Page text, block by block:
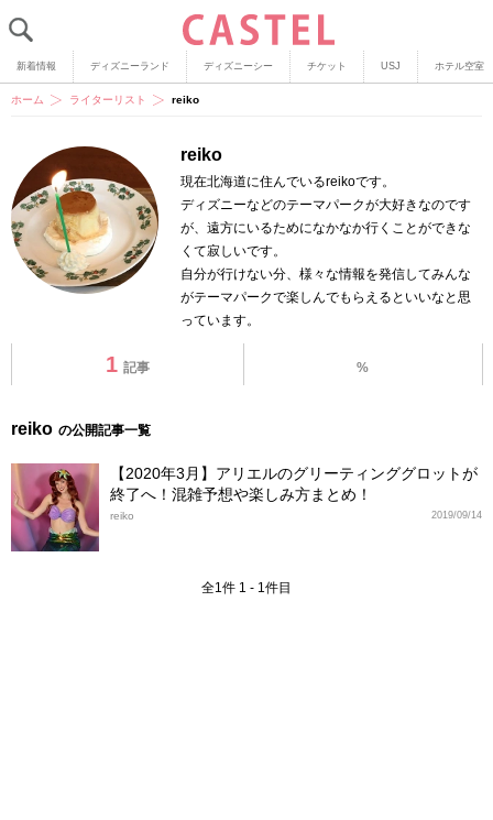
新着情報 ディズニーランド ディズニーシー チケット USJ ホテル空室
ホーム ライターリスト reiko
reiko
現在北海道に住んでいるreikoです。
ディズニーなどのテーマパークが大好きなのです
が、遠方にいるためになかなか行くことができな
くて寂しいです。
自分が行けない分、様々な情報を発信してみんな
がテーマパークで楽しんでもらえるといいなと思
っています。
1 記事 %
reiko の公開記事一覧
【2020年3月】アリエルのグリーティンググロットが
終了へ！混雑予想や楽しみ方まとめ！
2019/09/14
reiko
全1件 1 - 1件目